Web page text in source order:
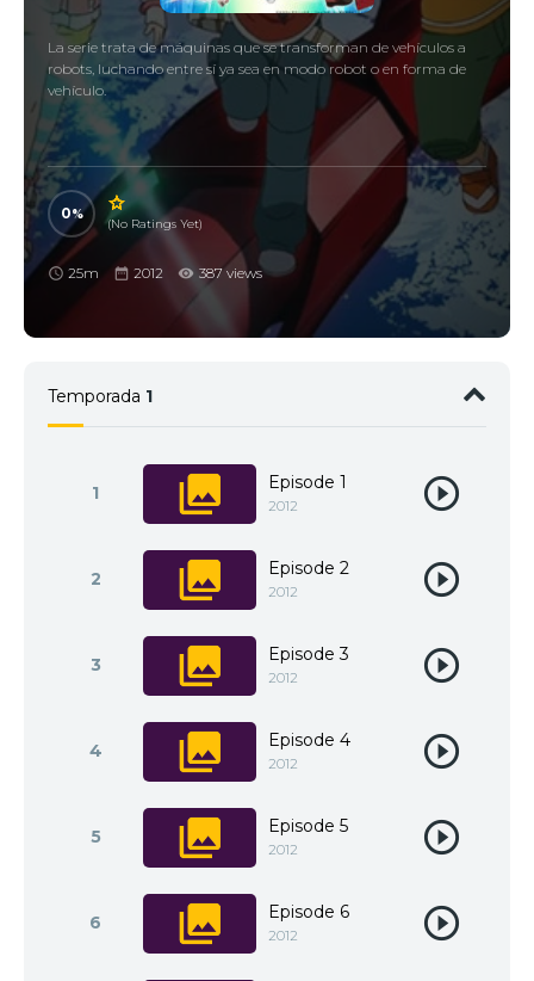
La serie trata de máquinas que se transforman de vehículos a
robots, luchando entre sí ya sea en modo robot o en forma de
vehículo.
0
(No Ratings Yet)
25m 2012 387 views
Temporada 1
1 Episode 1
2012
2 Episode 2
2012
3 Episode 3
2012
4 Episode 4
2012
5 Episode 5
2012
6 Episode 6
2012